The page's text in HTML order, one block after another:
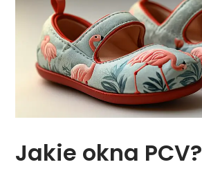
Jakie okna PCV?